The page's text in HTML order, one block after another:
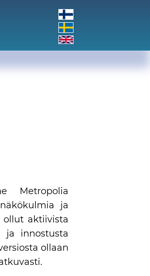
Metropolia
ja
ollut aktiivista
ja innostusta
ollaan